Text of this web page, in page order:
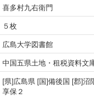
喜多村九右衛門
５枚
広島大学図書館
中国五県土地・租税資料文
[県]広島県 [国]備後国 [郡]
享保２